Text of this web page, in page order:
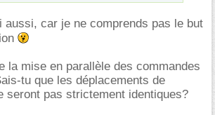
aussi, car je ne comprends pas le but
la mise en parallèle des commandes
tu que les déplacements de
seront pas strictement identiques?